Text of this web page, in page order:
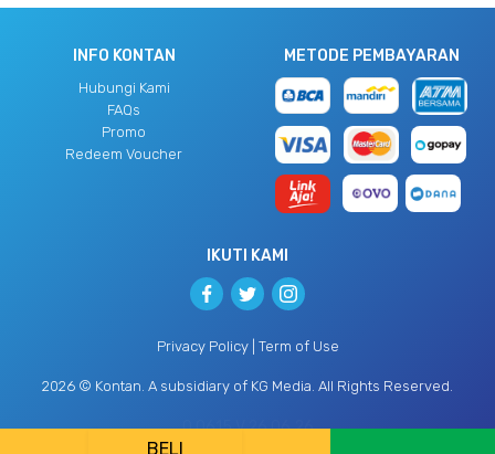
BELI
INFO KONTAN
Hubungi Kami
FAQs
Promo
Redeem Voucher
METODE PEMBAYARAN
IKUTI KAMI
Privacy Policy| Term of Use
2026 © Kontan. A subsidiary of KG Media . All Rights Reserved.
0.0615 V.26.06.26